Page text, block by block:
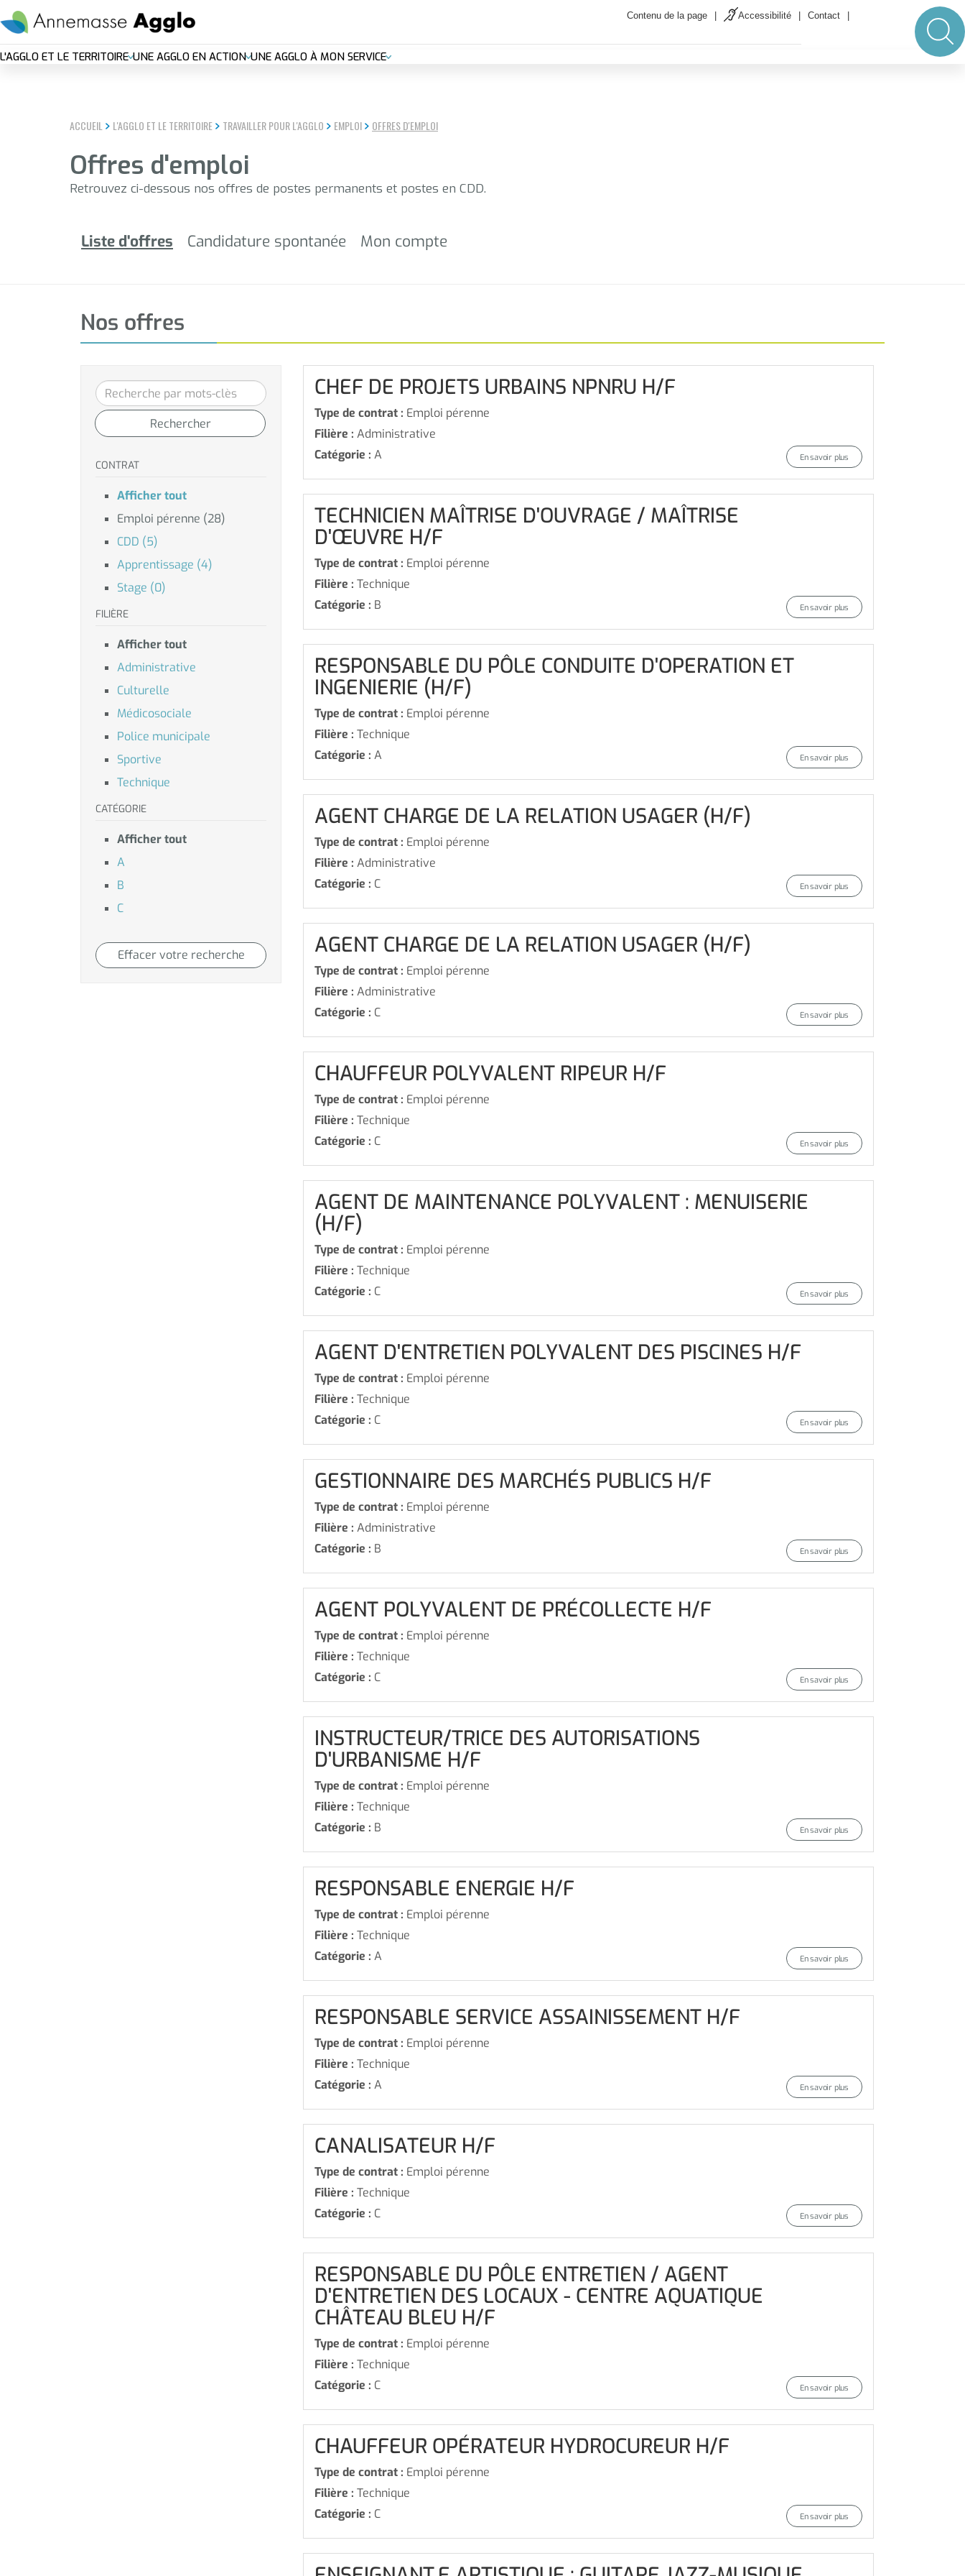
Aller
au
contenu
principal
Plan canicule : les déchetteries seront ouvertes de 7h30 à 14h jusqu'au 8 août inclus. LIRE L'INFO
Contenu de la page Accessibilité Contact
Nouvelle
principal
L'AGGLO ET LE TERRITOIRE UNE AGGLO EN ACTION UNE AGGLO À MON SERVICE
ACCUEIL L'AGGLO ET LE TERRITOIRE TRAVAILLER POUR L'AGGLO EMPLOI OFFRES D'EMPLOI
Offres d'emploi
Retrouvez ci-dessous nos offres de postes permanents et postes en CDD.